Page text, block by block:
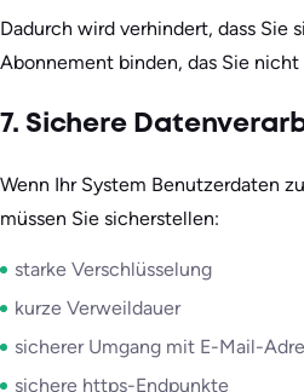
Dadurch wird verhindert, dass Sie
Abonnement binden, das Sie
7. Sichere
Wenn Ihr System Benutzerdaten
müssen Sie sicherstellen:
starke Verschlüsselung
kurze Verweildauer
sicherer Umgang mit E-Mail-
sichere https-Endpunkte